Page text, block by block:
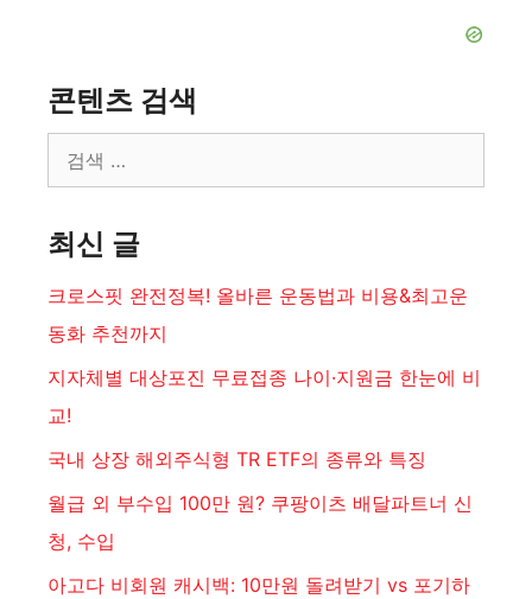
콘텐츠 검색
색:
최신 글
크로스핏 완전정복! 올바른 운동법과 비용&최고운
동화 추천까지
지자체별 대상포진 무료접종 나이·지원금 한눈에 비
교!
국내 상장 해외주식형 TR ETF의 종류와 특징
월급 외 부수입 100만 원? 쿠팡이츠 배달파트너 신
청, 수입
아고다 비회원 캐시백: 10만원 돌려받기 vs 포기하